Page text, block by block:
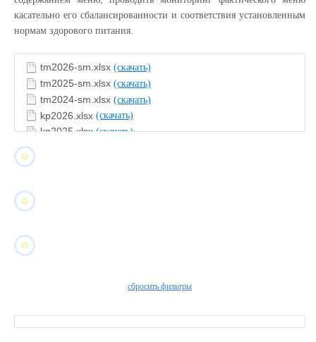
касательно его сбалансированности и соответствия установленным
нормам здорового питания.
tm2026-sm.xlsx (скачать)
tm2025-sm.xlsx (скачать)
tm2024-sm.xlsx (скачать)
kp2026.xlsx (скачать)
kp2025.xlsx(скачать)
сбросить фильтры